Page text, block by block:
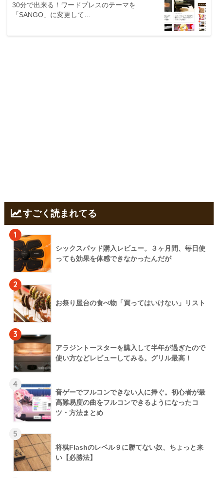
30分で出来る！ワードプレスのテーマを
「SANGO」に変更して…
すごく読まれてる
1
シックスパッド購入レビュー。３ヶ月間、毎日使
っても効果を体感できなかったんだが
2
お祭り屋台の食べ物「買ってはいけない」リスト
3
アラジントースターを購入して半年が過ぎたので
使い方などレビューしてみる。グリル最高！
4
音ゲーでフルコンできない人に捧ぐ。初心者が最
高難易度の曲をフルコンできるようになったコ
ツ・方法まとめ
5
将棋Flashのレベル９に勝てない奴、ちょっと来
い【必勝法】